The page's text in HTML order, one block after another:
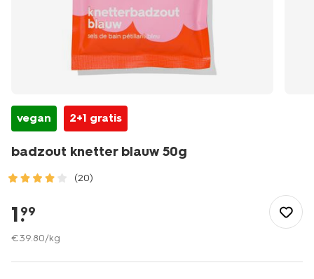
vegan 2+1 gratis
badzout knetter blauw 50g
(20)
gezond/persoonlijke-
verzorging/kinderverzorging/badzout-
knetter-
50g-
1.
99
€39.80/kg